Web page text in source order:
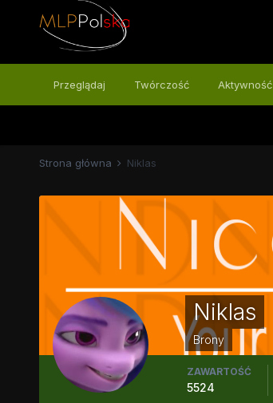
Przeglądaj Twórczość Aktywność
Strona główna Niklas
Niklas
Brony
ZAWARTOŚĆ
5524